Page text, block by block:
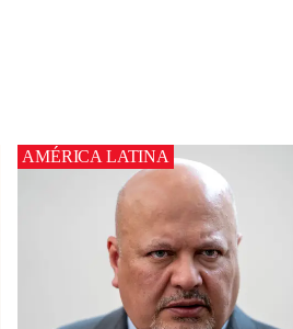
AMÉRICA LATINA